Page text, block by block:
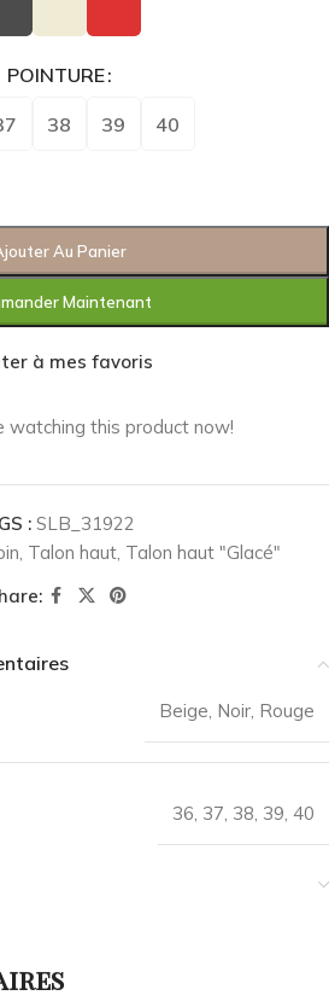
POINTURE
38 39 40
Au Panier
Maintenant
à mes favoris
watching this product now!
: SLB_31922
, Talon haut, Talon haut "Glacé"
Beige, Noir, Rouge
36, 37, 38, 39, 40